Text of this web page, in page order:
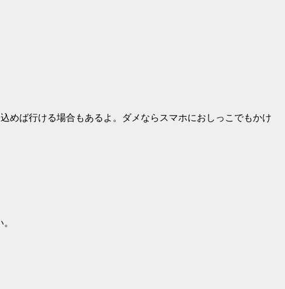
行ける場合もあるよ。ダメならスマホにおしっこでもかけ